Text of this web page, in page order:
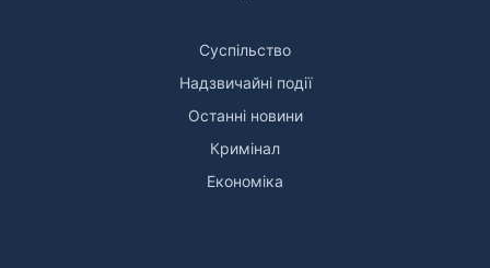
Суспільство
Надзвичайні події
Останні новини
Кримінал
Економіка